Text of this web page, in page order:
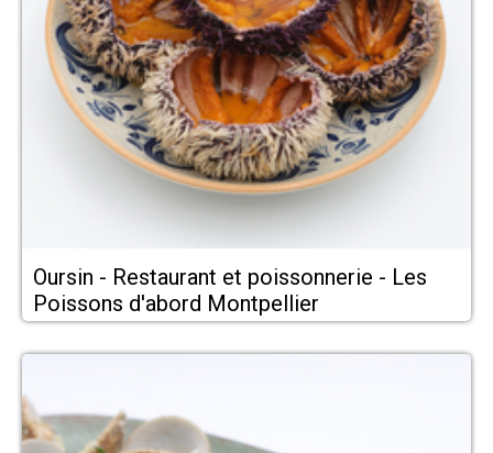
Oursin - Restaurant et poissonnerie - Les
Poissons d'abord Montpellier